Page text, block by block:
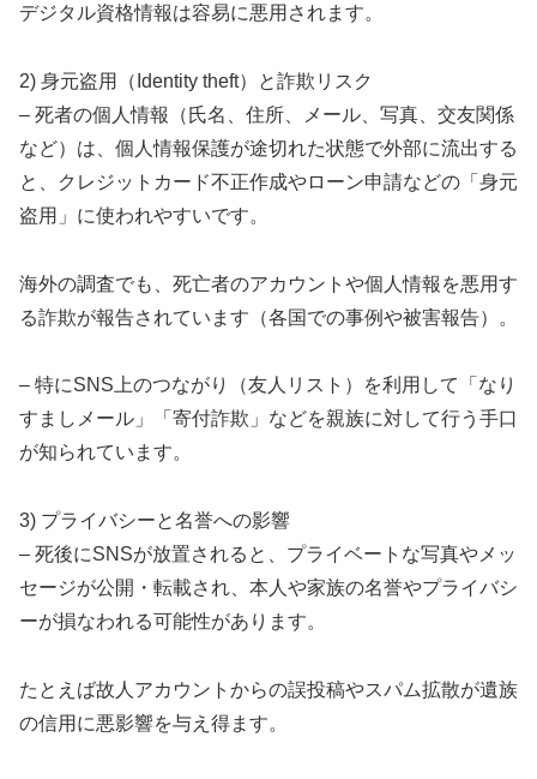
デジタル資格情報は容易に悪用されます。
2) 身元盗用（Identity theft）と詐欺リスク
– 死者の個人情報（氏名、住所、メール、写真、交友関係
など）は、個人情報保護が途切れた状態で外部に流出する
と、クレジットカード不正作成やローン申請などの「身元
盗用」に使われやすいです。
海外の調査でも、死亡者のアカウントや個人情報を悪用す
る詐欺が報告されています（各国での事例や被害報告）。
– 特にSNS上のつながり（友人リスト）を利用して「なり
すましメール」「寄付詐欺」などを親族に対して行う手口
が知られています。
3) プライバシーと名誉への影響
– 死後にSNSが放置されると、プライベートな写真やメッ
セージが公開・転載され、本人や家族の名誉やプライバシ
ーが損なわれる可能性があります。
たとえば故人アカウントからの誤投稿やスパム拡散が遺族
の信用に悪影響を与え得ます。